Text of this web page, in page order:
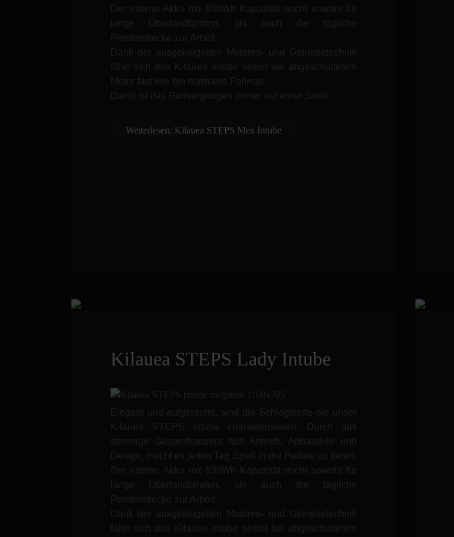
Der interne Akku mit 630Wh Kapazität reicht sowohl für
lange Überlandfahrten, als auch die tägliche
Pendelstrecke zur Arbeit.
Dank der ausgeklügelten Motoren- und Getriebetechnik
fährt sich das Kilauea Intube selbst bei abgeschaltetem
Motor fast wie ein normales Fahrrad.
Damit ist das Radvergnügen immer auf eurer Seite!
Weiterlesen: Kilauea STEPS Men Intube
Kilauea STEPS Lady Intube
Elegant und aufgeräumt, sind die Schlagworte die unser
Kilauea STEPS Intube charakterisieren. Durch das
stimmige Gesamtkonzept aus Antrieb, Anbauteile und
Design, macht es jeden Tag Spaß in die Pedale zu treten.
Der interne Akku mit 630Wh Kapazität reicht sowohl für
lange Überlandfahrten, als auch die tägliche
Pendelstrecke zur Arbeit.
Dank der ausgeklügelten Motoren- und Getriebetechnik
fährt sich das Kilauea Intube selbst bei abgeschaltetem